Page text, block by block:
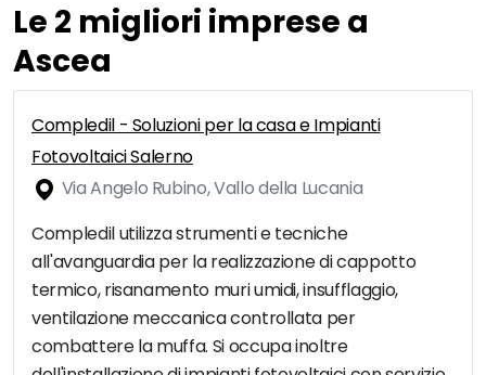
Le 2 migliori imprese a
Ascea
Compledil - Soluzioni per la casa e Impianti
Fotovoltaici Salerno
Via Angelo Rubino, Vallo della Lucania
Compledil utilizza strumenti e tecniche
all'avanguardia per la realizzazione di cappotto
termico, risanamento muri umidi, insufflaggio,
ventilazione meccanica controllata per
combattere la muffa. Si occupa inoltre